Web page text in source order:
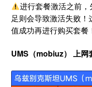
进行套餐激活之前
足则会导致激活失败
值成功再进行购买套餐
UMS（mobiuz） 上网